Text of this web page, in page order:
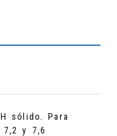
sólido. Para
y 7,6